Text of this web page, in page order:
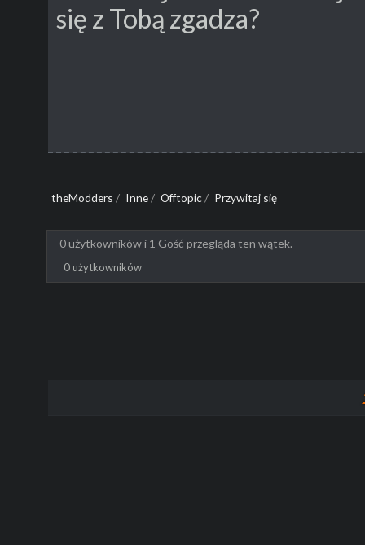
się z Tobą zgadza?
theModders / Inne/ Offtopic/ Przywitaj się
0 użytkowników i 1 Gość przegląda ten wątek.
0 użytkowników